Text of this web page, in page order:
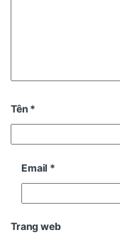
Tên *
Email *
Trang web